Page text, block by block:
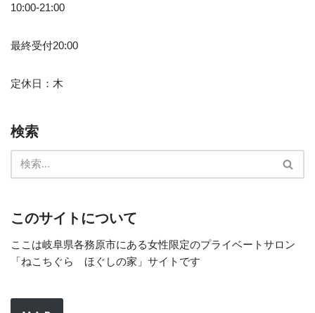
10:00-21:00
最終受付20:00
定休日：木
検索
このサイトについて
ここは岐阜県各務原市にある女性限定のプライベートサロン
「ねこちぐら ほぐしの家」サイトです